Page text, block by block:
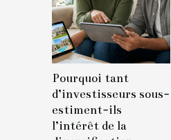
Pourquoi tant
d’investisseurs sous-
estiment-ils
l’intérêt de la